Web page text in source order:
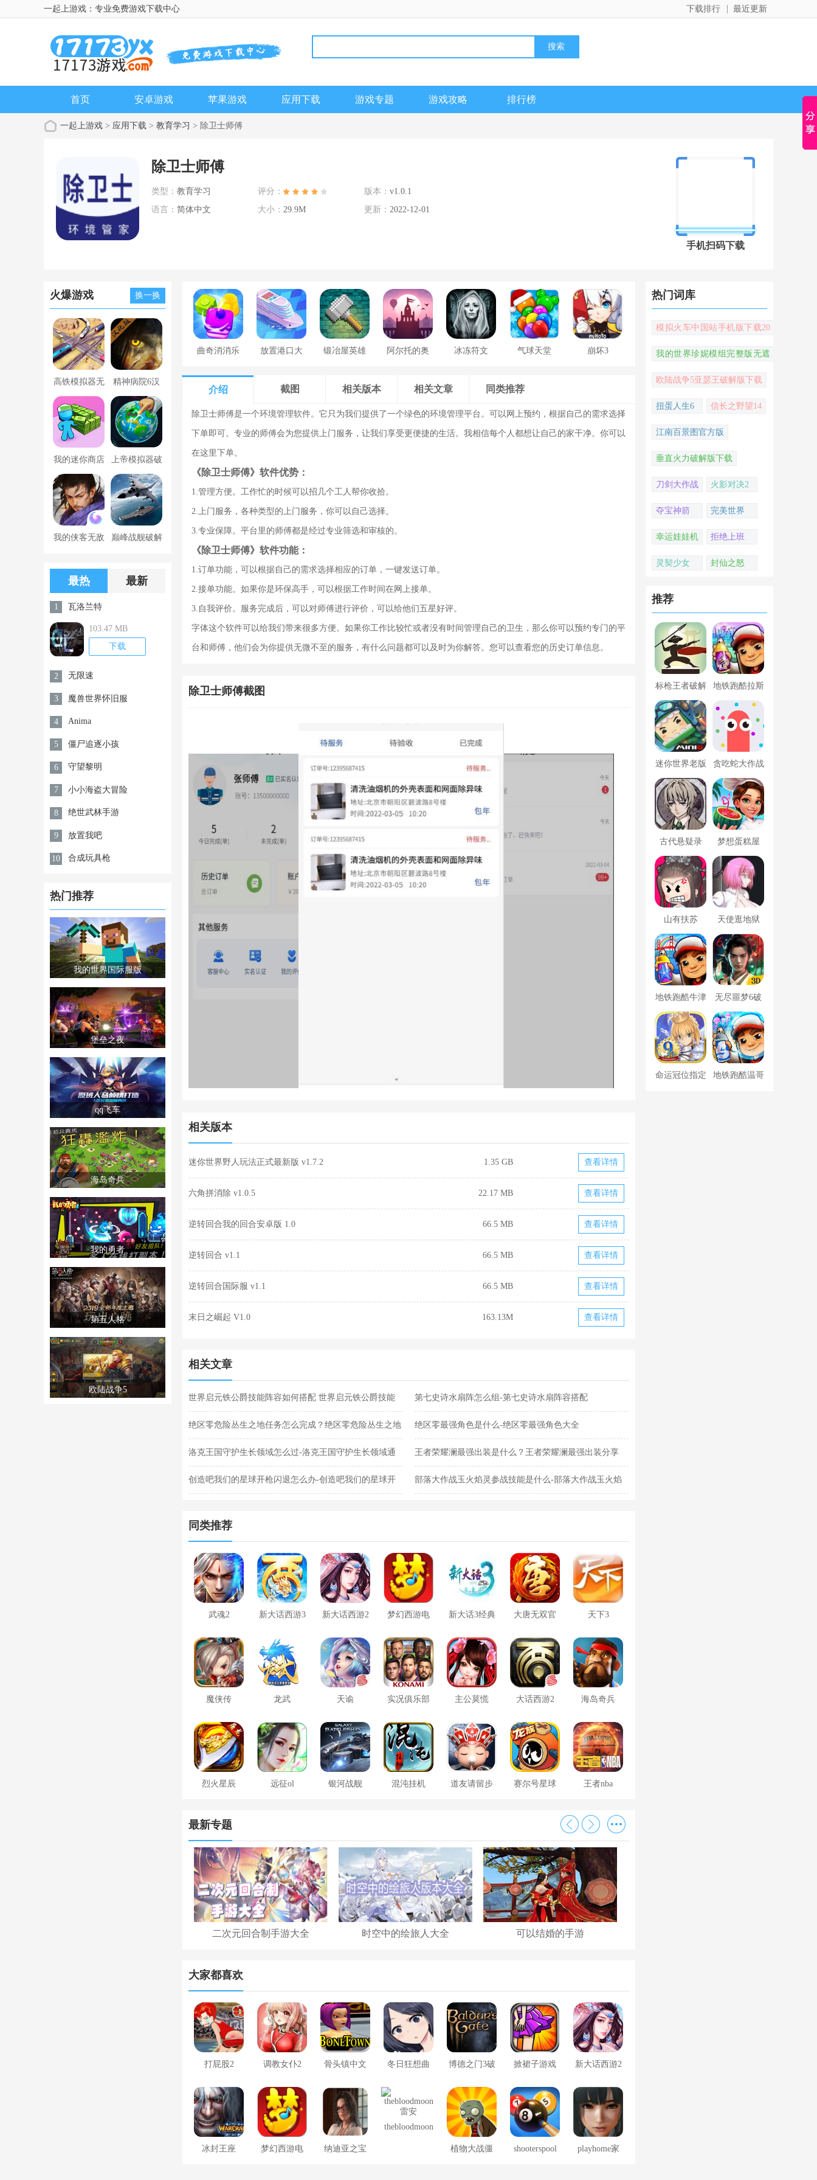
一起上游戏：专业免费游戏下载中心 最近更新
下载排行
首页 安卓游戏 苹果游戏 应用下载 游戏专题 游戏攻略 排行榜
一起上游戏 > 应用下载 > 教育学习 > 除卫士师傅
除卫士师傅
类型： 教育学习 评分： 版本： v1.0.1
语言： 简体中文 大小： 29.9M 更新： 2022-12-01
手机扫码下载
火爆游戏 换一换
高铁模拟器无
限金币版
精神病院6汉
化版下载
我的迷你商店
破解版无限金
币版下载中文
上帝模拟器破
解版全解锁无
广告
我的侠客无敌 巅峰战舰破解
限钻石
最热 最新
1 瓦洛兰特
103.47 MB
下载
2 无限速
3 魔兽世界怀旧服
4 Anima
5 僵尸追逐小孩
6 守望黎明
7 小小海盗大冒险
8 绝世武林手游
9 放置我吧
10 合成玩具枪
热门推荐
我的世界国际服版
堡垒之夜
qq飞车
海岛奇兵
我的勇者
第五人格
欧陆战争5
曲奇消消乐 放置港口大 锻冶屋英雄 阿尔托的奥 冰冻符文 气球天堂 崩坏3
介绍 截图 相关版本 相关文章 同类推荐
除卫士师傅是一个环境管理软件。它只为我们提供了一个绿色的环境管理平台。可以网上预约，根据自己的需求选择
下单即可。专业的师傅会为您提供上门服务，让我们享受更便捷的生活。我相信每个人都想让自己的家干净。你可以
在这里下单。
《除卫士师傅》软件优势：
1.管理方便。工作忙的时候可以招几个工人帮你收拾。
2.上门服务，各种类型的上门服务，你可以自己选择。
3.专业保障。平台里的师傅都是经过专业筛选和审核的。
《除卫士师傅》软件功能：
1.订单功能，可以根据自己的需求选择相应的订单，一键发送订单。
2.接单功能。如果你是环保高手，可以根据工作时间在网上接单。
3.自我评价。服务完成后，可以对师傅进行评价，可以给他们五星好评。
字体这个软件可以给我们带来很多方便。如果你工作比较忙或者没有时间管理自己的卫生，那么你可以预约专门的平
台和师傅，他们会为你提供无微不至的服务，有什么问题都可以及时为你解答。您可以查看您的历史订单信息。
除卫士师傅截图
相关版本
迷你世界野人玩法正式最新版 v1.7.2 1.35 GB 查看详情
六角拼消除 v1.0.5 22.17 MB 查看详情
逆转回合我的回合安卓版 1.0 66.5 MB 查看详情
逆转回合 v1.1 66.5 MB 查看详情
逆转回合国际服 v1.1 66.5 MB 查看详情
末日之崛起 V1.0 163.13M 查看详情
相关文章
世界启元铁公爵技能阵容如何搭配 世界启元铁公爵技能
阵容搭配合集
第七史诗水扇阵怎么组-第七史诗水扇阵容搭配
绝区零危险丛生之地任务怎么完成？绝区零危险丛生之地
任务完成攻略
绝区零最强角色是什么-绝区零最强角色大全
洛克王国守护生长领域怎么过-洛克王国守护生长领域通
关攻略
王者荣耀澜最强出装是什么？王者荣耀澜最强出装分享
创造吧我们的星球开枪闪退怎么办-创造吧我们的星球开 部落大作战玉火焰灵参战技能是什么-部落大作战玉火焰
同类推荐
武魂2 新大话西游3 新大话西游2 梦幻西游电 新大话3经典 大唐无双官 天下3
魔侠传 龙武 天谕 实况俱乐部 主公莫慌 大话西游2 海岛奇兵
烈火星辰 远征ol 银河战舰 混沌挂机 道友请留步 赛尔号星球 王者nba
最新专题
二次元回合制手游大全 时空中的绘旅人大全 可以结婚的手游
大家都喜欢
打屁股2 调教女仆2 骨头镇中文 冬日狂想曲
版
博德之门3破 掀裙子游戏 新大话西游2
冰封王座 梦幻西游电 纳迪亚之宝
thebloodmoon
植物大战僵 shooterspool playhome家
热门词库
模拟火车中国站手机版下载20
我的世界珍妮模组完整版无遮
欧陆战争5亚瑟王破解版下载
扭蛋人生6 信长之野望14
江南百景图官方版
垂直火力破解版下载
刀剑大作战 火影对决2
夺宝神箭 完美世界
幸运娃娃机 拒绝上班
灵契少女 封仙之怒
推荐
标枪王者破解
版无限金币钻
石内置菜单
地铁跑酷拉斯
维加斯新触控
内置菜单版
迷你世界老版
本下载
贪吃蛇大作战
破解版
古代悬疑录 梦想蛋糕屋
山有扶苏 天使逛地狱
地铁跑酷牛津
版内置菜单
无尽噩梦6破
解版内置菜单
MOD修改器
命运冠位指定 地铁跑酷温哥